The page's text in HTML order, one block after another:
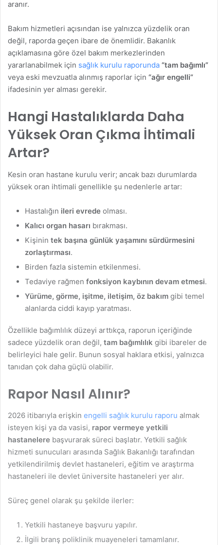
aranır.
Bakım hizmetleri açısından ise yalnızca yüzdelik oran
değil, raporda geçen ibare de önemlidir. Bakanlık
açıklamasına göre özel bakım merkezlerinden
yararlanabilmek için sağlık kurulu raporunda “tam bağımlı”
veya eski mevzuatla alınmış raporlar için “ağır engelli”
ifadesinin yer alması gerekir.
Hangi Hastalıklarda Daha
Yüksek Oran Çıkma İhtimali
Artar?
Kesin oran hastane kurulu verir; ancak bazı durumlarda
yüksek oran ihtimali genellikle şu nedenlerle artar:
Hastalığın ileri evrede olması.
Kalıcı organ hasarı bırakması.
Kişinin tek başına günlük yaşamını sürdürmesini
zorlaştırması.
Birden fazla sistemin etkilenmesi.
Tedaviye rağmen fonksiyon kaybının devam etmesi.
Yürüme, görme, işitme, iletişim, öz bakım gibi temel
alanlarda ciddi kayıp yaratması.
Özellikle bağımlılık düzeyi arttıkça, raporun içeriğinde
sadece yüzdelik oran değil, tam bağımlılık gibi ibareler de
belirleyici hale gelir. Bunun sosyal haklara etkisi, yalnızca
tanıdan çok daha güçlü olabilir.
Rapor Nasıl Alınır?
2026 itibarıyla erişkin engelli sağlık kurulu raporu almak
isteyen kişi ya da vasisi, rapor vermeye yetkili
hastanelere başvurarak süreci başlatır. Yetkili sağlık
hizmeti sunucuları arasında Sağlık Bakanlığı tarafından
yetkilendirilmiş devlet hastaneleri, eğitim ve araştırma
hastaneleri ile devlet üniversite hastaneleri yer alır.
Süreç genel olarak şu şekilde ilerler:
Yetkili hastaneye başvuru yapılır.
İlgili branş poliklinik muayeneleri tamamlanır.